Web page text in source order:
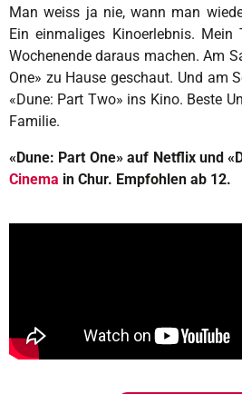
Man weiss ja nie, wann man
Ein einmaliges Kinoerlebnis.
Wochenende daraus machen. Am
One» zu Hause geschaut. Und am
«Dune: Part Two» ins Kino. Beste
Familie.
«Dune: Part One» auf Netflix und
Cinema in Chur. Empfohlen ab 12.